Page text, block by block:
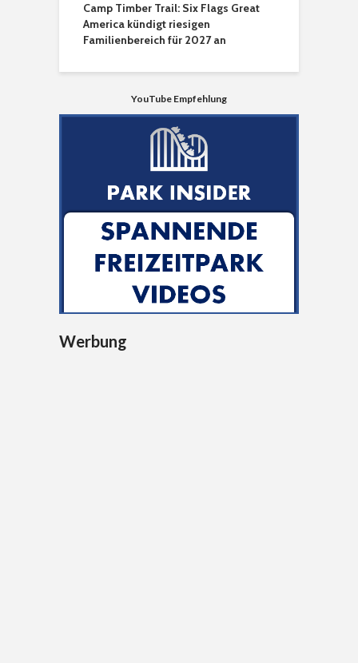
Camp Timber Trail: Six Flags Great
America kündigt riesigen
Familienbereich für 2027 an
YouTube Empfehlung
Werbung